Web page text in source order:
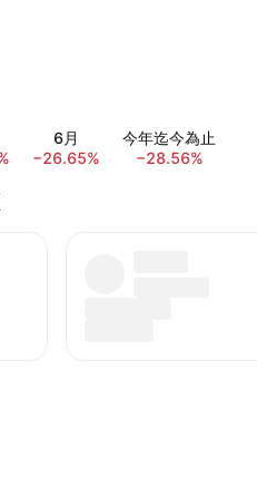
6月
−26.65%
今年迄今為止
−28.56%